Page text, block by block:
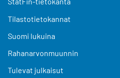
Tilastotietokannat
Suomi lukuina
Rahanarvonmuunnin
Tulevat julkaisut